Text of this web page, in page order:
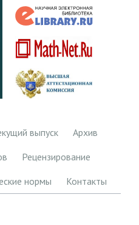
выпуск
Архив
Рецензирование
нормы Контакты